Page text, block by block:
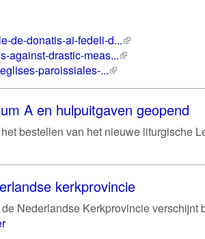
de-donatis-ai-fedeli-d...(externe
link)
against-drastic-meas...(externe
paroissiales-...(externe
link)
A en hulpuitgaven geopend
bestellen van het nieuwe liturgische
kerkprovincie
Nederlandse Kerkprovincie verschijnt